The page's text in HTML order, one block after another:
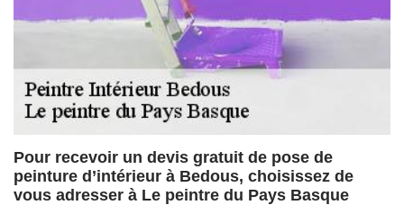
Pour recevoir un devis gratuit de pose de
peinture d’intérieur à Bedous, choisissez de
vous adresser à Le peintre du Pays Basque